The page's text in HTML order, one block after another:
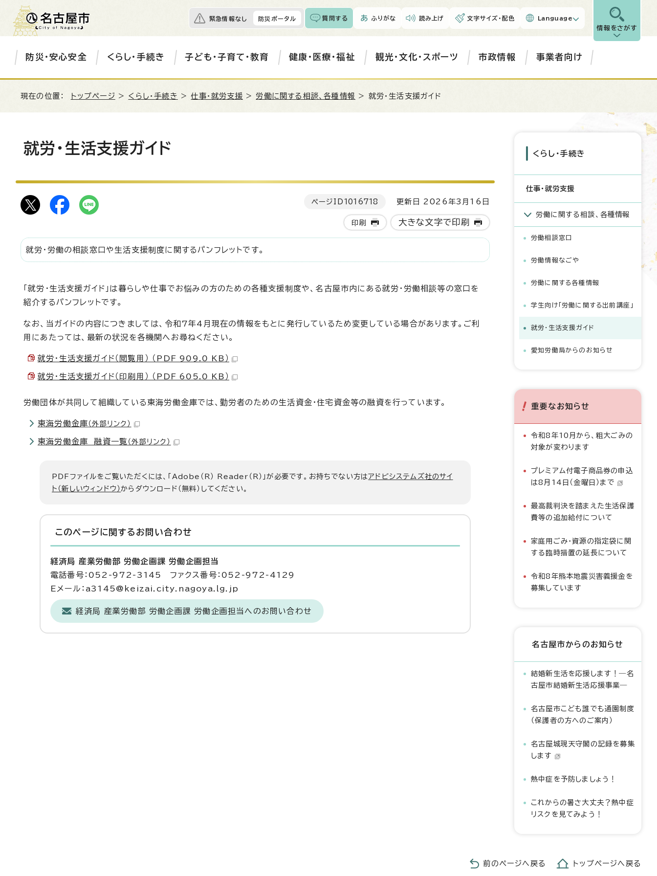
緊急情報なし 防災ポータル 質問する ふりがな 読み上げ 文字サイズ・配色 Language
情報をさがす
防災・安心安全 くらし・手続き 子ども・子育て・教育 健康・医療・福祉 観光・文化・スポーツ 市政情報 事業者向け
現在の位置： トップページ > くらし・手続き >仕事・就労支援 > 労働に関する相談、各種情報 > 就労・生活支援ガイド
就労・生活支援ガイド
ページID 1016718 更新日 2026年3月16日
印刷 大きな文字で印刷
就労・労働の相談窓口や生活支援制度に関するパンフレットです。
「就労・生活支援ガイド」は暮らしや仕事でお悩みの方のための各種支援制度や、名古屋市内にある就労・労働相談等の窓口を
紹介するパンフレットです。
なお、当ガイドの内容につきましては、令和7年4月現在の情報をもとに発行しているため変更している場合があります。ご利
用にあたっては、最新の状況を各機関へお尋ねください。
就労・生活支援ガイド（閲覧用） （PDF 909.0 KB）
就労・生活支援ガイド（印刷用） （PDF 605.0 KB）
労働団体が共同して組織している東海労働金庫では、勤労者のための生活資金・住宅資金等の融資を行っています。
東海労働金庫 （外部リンク）
東海労働金庫 融資一覧 （外部リンク）
PDFファイルをご覧いただくには、「Adobe（R） Reader（R）」が必要です。お持ちでない方はアドビシステムズ社のサイ
ト（新しいウィンドウ）からダウンロード（無料）してください。
このページに関する お問い合わせ
経済局 産業労働部 労働企画課 労働企画担当
電話番号：052-972-3145 ファクス番号：052-972-4129
Eメール：a3145@keizai.city.nagoya.lg.jp
経済局 産業労働部 労働企画課 労働企画担当へのお問い合わせ
くらし・手続き
仕事・就労支援
労働に関する相談、各種情報
労働相談窓口
労働情報なごや
労働に関する各種情報
学生向け「労働に関する出前講座」
就労・生活支援ガイド
愛知労働局からのお知らせ
重要なお知らせ
令和8年10月から、粗大ごみの
対象が変わります
プレミアム付電子商品券の申込
は8月14日（金曜日）まで
最高裁判決を踏まえた生活保護
費等の追加給付について
家庭用ごみ・資源の指定袋に関
する臨時措置の延長について
令和8年熊本地震災害義援金を
募集しています
名古屋市からのお知らせ
結婚新生活を応援します！―名
古屋市結婚新生活応援事業―
名古屋市こども誰でも通園制度
（保護者の方へのご案内）
名古屋城現天守閣の記録を募集
します
熱中症を予防しましょう！
これからの暑さ大丈夫？熱中症
リスクを見てみよう！
前のページへ戻る トップページへ戻る